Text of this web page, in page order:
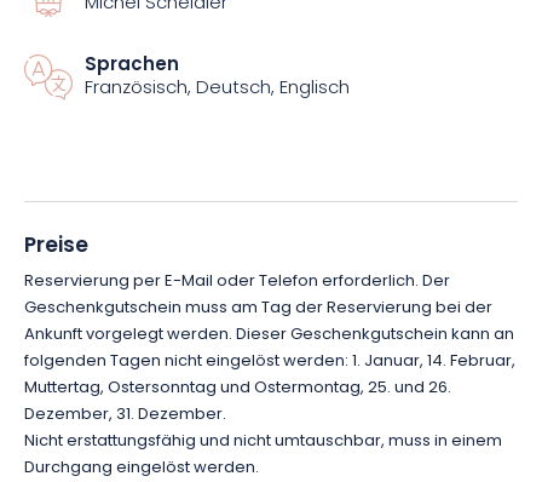
Sprachen
Französisch, Deutsch, Englisch
Preise
Reservierung per E-Mail oder Telefon erforderlich. Der
Geschenkgutschein muss am Tag der Reservierung bei der
Ankunft vorgelegt werden. Dieser Geschenkgutschein kann an
folgenden Tagen nicht eingelöst werden: 1. Januar, 14. Februar,
Muttertag, Ostersonntag und Ostermontag, 25. und 26.
Dezember, 31. Dezember.
Nicht erstattungsfähig und nicht umtauschbar, muss in einem
Durchgang eingelöst werden.